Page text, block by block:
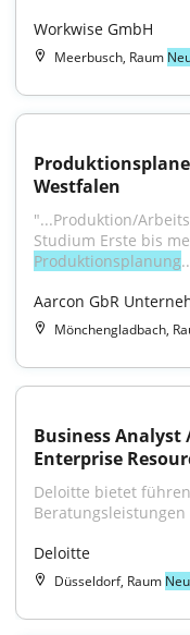
Workwise GmbH
Meerbusch, Raum
Westfalen
"...Produktion/
Produktionsplanung
Aarcon GbR
Mönchengladbach,
Business
Enterprise
Deloitte bietet
Beratungsleistungen
Deloitte
Düsseldorf, Raum